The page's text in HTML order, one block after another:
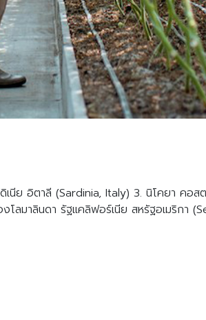
ย อิตาลี (Sardinia, Italy) 3. นิโคยา คอส
งโลมาลินดา รัฐแคลิฟอร์เนีย สหรัฐอเมริกา